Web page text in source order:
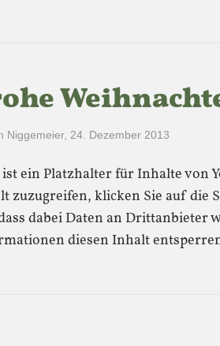
Niggemeier, 24. Dezember 2013
ist ein Platzhalter für Inhalte von
zuzugreifen, klicken Sie auf die
dabei Daten an Drittanbieter
diesen Inhalt